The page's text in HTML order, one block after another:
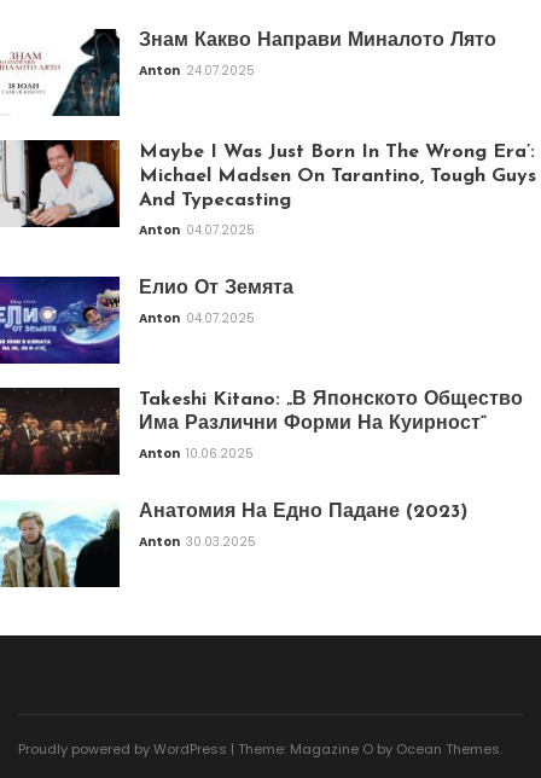
Знам Какво Направи Миналото Лято
Anton 24.07.2025
Maybe I Was Just Born In The Wrong Era’:
Michael Madsen On Tarantino, Tough Guys
And Typecasting
Anton 04.07.2025
Елио От Земята
Anton 04.07.2025
Takeshi Kitano: „В Японското Общество
Има Различни Форми На Куирност“
Anton 10.06.2025
Анатомия На Едно Падане (2023)
Anton 30.03.2025
Proudly powered by WordPress | Theme: Magazine O by Ocean Themes.